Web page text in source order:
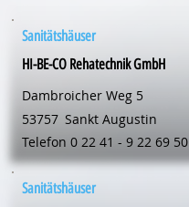
Sanitätshäuser
HI-BE-CO Rehatechnik GmbH
Dambroicher Weg 5
53757 Sankt Augustin
Telefon 0 22 41 - 9 22 69 50
Sanitätshäuser